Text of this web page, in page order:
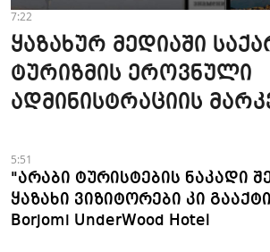
7:22
ყაზახურ მედიაში
ტურიზმის ეროვნული
ადმინისტრაციის
მომზადდა
5:51
"არაბი ტურისტების ნაკადი
ყაზახი ვიზიტორები კი
Borjomi UnderWood Hotel